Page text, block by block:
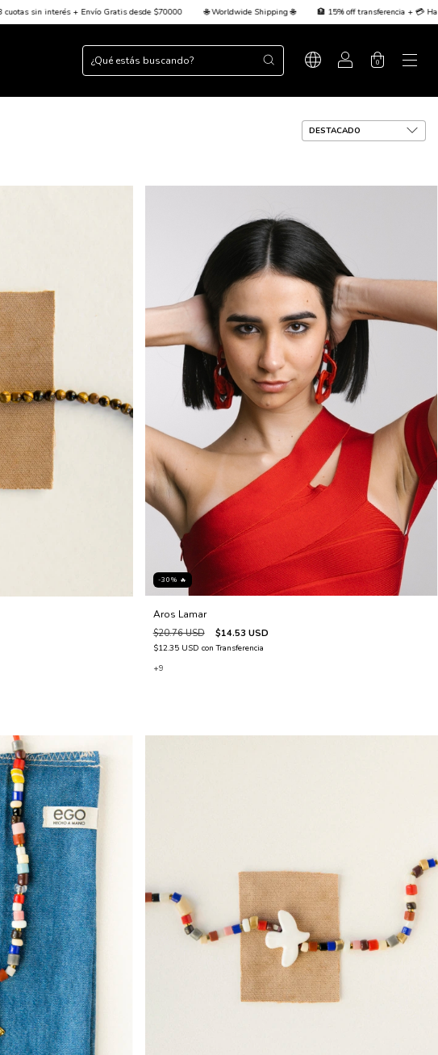
🌐 Worldwide Shipping 🌐 🏦 15% off transferencia + 💳 Hasta 3 cuotas sin interés + Envío Gratis desde
0
-30% 🔥
Aros Lamar
$20.76 USD $14.53 USD
$12.35 USD con Transferencia
+9